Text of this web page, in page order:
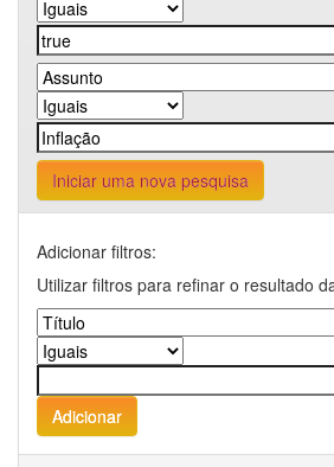
Iniciar uma nova pesquisa
Adicionar filtros:
Utilizar filtros para refinar o resultado